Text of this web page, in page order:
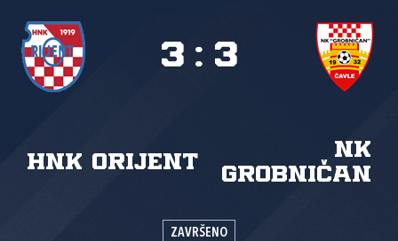
HNK Orijent
NK
Grobničan
3 : 3
ZAVRŠENO